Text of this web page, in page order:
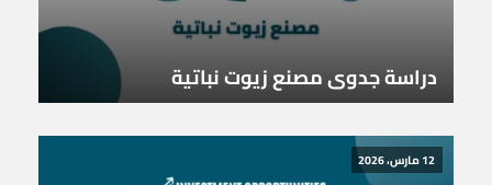
دراسة جدوى مصنع زيوت نباتية
12 مارس، 2026